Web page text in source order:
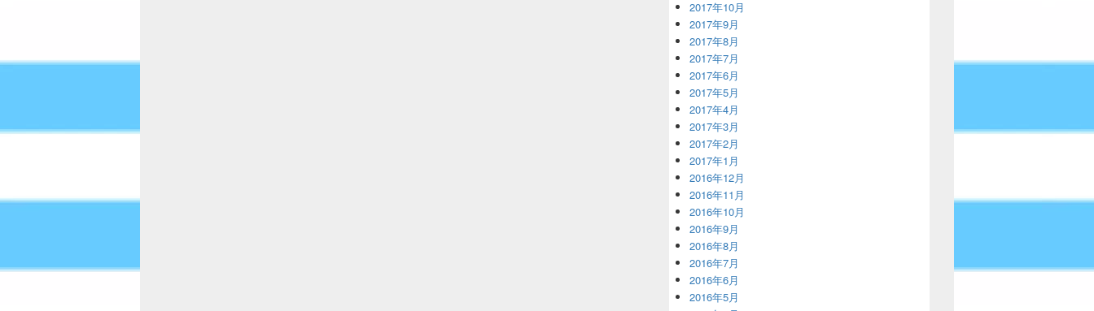
2017年10月
2017年9月
2017年8月
2017年7月
2017年6月
2017年5月
2017年4月
2017年3月
2017年2月
2017年1月
2016年12月
2016年11月
2016年10月
2016年9月
2016年8月
2016年7月
2016年6月
2016年5月